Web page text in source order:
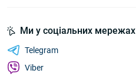
Ми у соціальних мережах
Telegram
Viber